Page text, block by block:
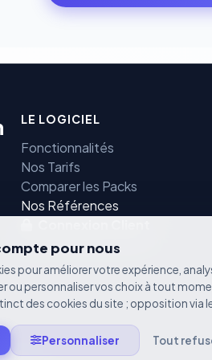
LE LOGICIEL
Fonctionnalités
Nos Tarifs
Comparer les Packs
Nos Références
pour nous
pour améliorer votre expérience,
ou personnaliser vos choix à tout
des cookies du site ; opposition via
Personnaliser Tout